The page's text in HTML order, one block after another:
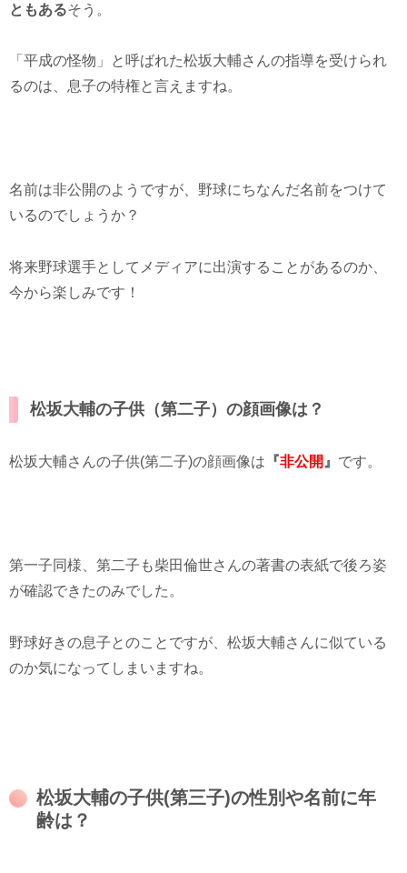
ともあるそう。
「平成の怪物」と呼ばれた松坂大輔さんの指導を受けられ
るのは、息子の特権と言えますね。
名前は非公開のようですが、野球にちなんだ名前をつけて
いるのでしょうか？
将来野球選手としてメディアに出演することがあるのか、
今から楽しみです！
松坂大輔の子供（第二子）の顔画像は？
松坂大輔さんの子供(第二子)の顔画像は 『非公開 』 です。
第一子同様、第二子も柴田倫世さんの著書の表紙で後ろ姿
が確認できたのみでした。
野球好きの息子とのことですが、松坂大輔さんに似ている
のか気になってしまいますね。
松坂大輔の子供(第三子)の性別や名前に年
齢は？